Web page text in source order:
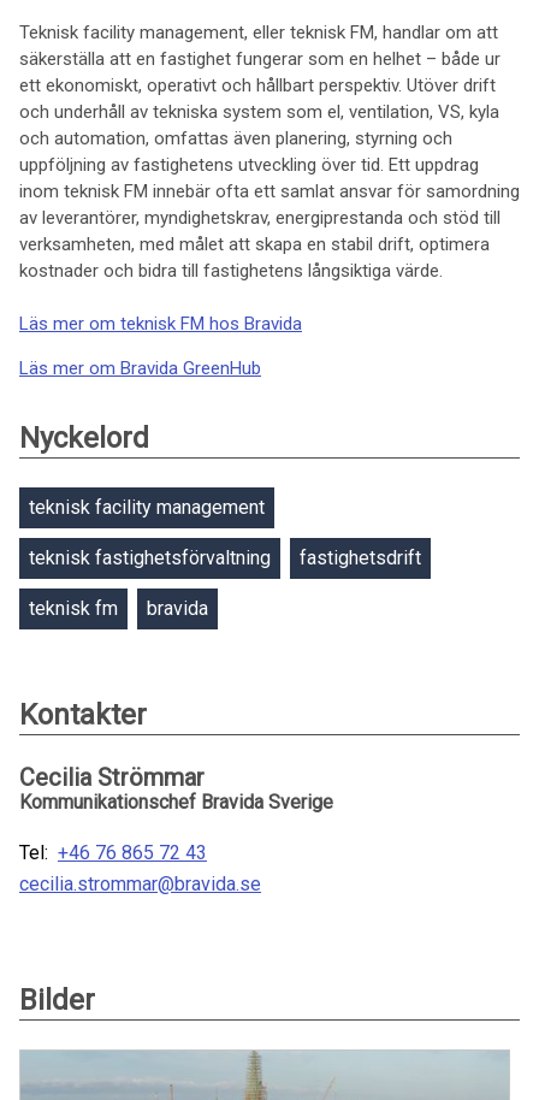
Teknisk facility management, eller teknisk FM, handlar om att
säkerställa att en fastighet fungerar som en helhet – både ur
ett ekonomiskt, operativt och hållbart perspektiv. Utöver drift
och underhåll av tekniska system som el, ventilation, VS, kyla
och automation, omfattas även planering, styrning och
uppföljning av fastighetens utveckling över tid. Ett uppdrag
inom teknisk FM innebär ofta ett samlat ansvar för samordning
av leverantörer, myndighetskrav, energiprestanda och stöd till
verksamheten, med målet att skapa en stabil drift, optimera
kostnader och bidra till fastighetens långsiktiga värde.
Läs mer om teknisk FM hos Bravida
Läs mer om Bravida GreenHub
Nyckelord
teknisk facility management
teknisk fastighetsförvaltning fastighetsdrift
teknisk fm bravida
Kontakter
Cecilia Strömmar
Kommunikationschef Bravida Sverige
Tel: +46 76 865 72 43
cecilia.strommar@bravida.se
Bilder